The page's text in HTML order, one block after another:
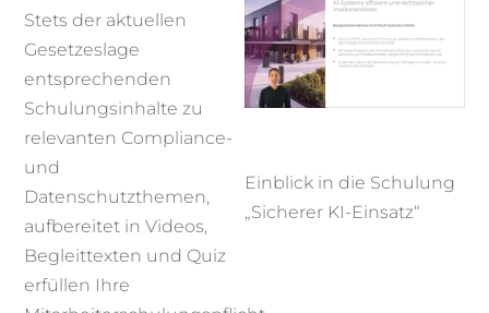
Stets der aktuellen
Gesetzeslage
entsprechenden
Schulungsinhalte zu
relevanten Compliance-
und
Datenschutzthemen,
aufbereitet in Videos,
Begleittexten und Quiz
erfüllen Ihre
Einblick in die Schulung
„Sicherer KI-Einsatz“